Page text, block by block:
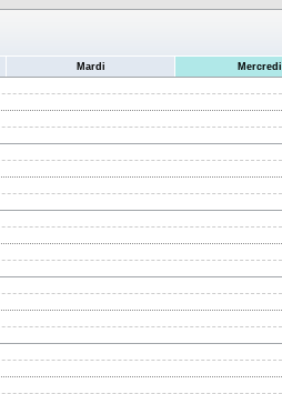
Mardi Mercredi